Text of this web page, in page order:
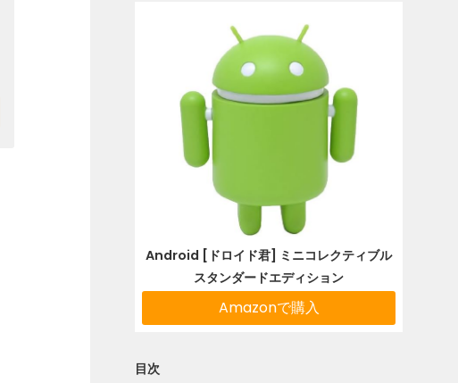
Android [ドロイド君] ミニコレクティブル
スタンダードエディション
Amazonで購入